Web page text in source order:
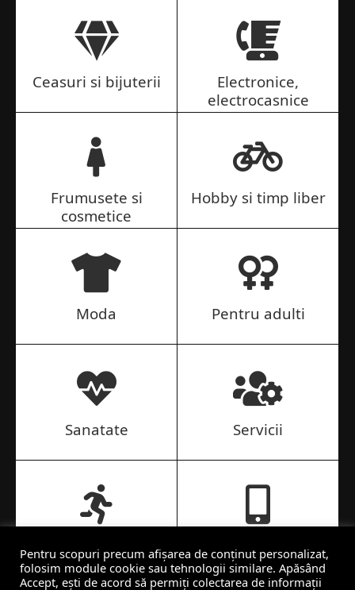
Ceasuri si bijuterii
Electronice,
electrocasnice
Frumusete si
cosmetice
Hobby si timp liber
Moda Pentru adulti
Sanatate Servicii
Sport si turism
Telefoane, tablete si
foto
Pentru scopuri precum afișarea de conținut personalizat,
folosim module cookie sau tehnologii similare. Apăsând
Accept, ești de acord să permiți colectarea de informații